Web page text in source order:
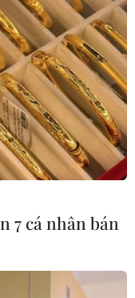
7 cá nhân bán